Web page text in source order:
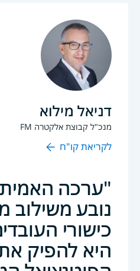
דניאל מילוא
מנכ"ל קבוצת אלקטרה FM
לקריאת קו"ח
ערכה
נובע משילוב
כישורי
היא להפיק